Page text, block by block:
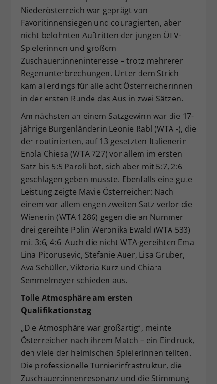
Niederösterreich war geprägt von
Favoritinnensiegen und couragierten, aber
nicht belohnten Auftritten der jungen ÖTV-
Spielerinnen und großem
Zuschauer:inneninteresse – trotz mehrerer
Regenunterbrechungen. Unter dem Strich
kam allerdings für alle acht Österreicherinnen
in der ersten Runde das Aus in zwei Sätzen.
Am nächsten an einem Satzgewinn war die 17-
jährige Burgenländerin Leonie Rabl (WTA -), die
der routinierten, auf 13 gesetzten Italienerin
Enola Chiesa (WTA 727) vor allem im ersten
Satz bis 5:5 Paroli bot, sich aber mit 5:7, 2:6
geschlagen geben musste. Ebenfalls eine gute
Leistung zeigte Mavie Österreicher: Nach
einem vor allem engen zweiten Satz verlor die
Wienerin (WTA 1286) gegen die an Nummer
drei gereihte Polin Weronika Ewald (WTA 533)
mit 3:6, 4:6. Auch die nicht WTA-gereihten Ema
Lina Picorusevic, Stefanie Auer, Lisa Gruber,
Ava Schüller, Viktoria Kurz und Chiara
Semmelmeyer schieden aus.
Tolle Atmosphäre am ersten
Qualifikationstag
„Die Atmosphäre war großartig“, meinte
Österreicher nach ihrem Match – ein Eindruck,
den viele der heimischen Spielerinnen teilten.
Die professionelle Turnierinfrastruktur, die
Zuschauer:innenresonanz und die Stimmung
Zweck
Dieser Wert speichert Ihre Consent-
Einstellungen. Unter anderem eine
zufällig generierte ID, für die
historische Speicherung Ihrer
vorgenommen Einstellungen, falls der
Webseiten-Betreiber dies eingestellt
hat.